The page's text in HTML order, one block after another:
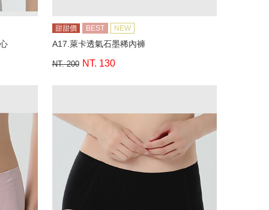
甜甜價 BEST NEW
A17.萊卡透氣石墨稀內褲
NT. 200 NT. 130